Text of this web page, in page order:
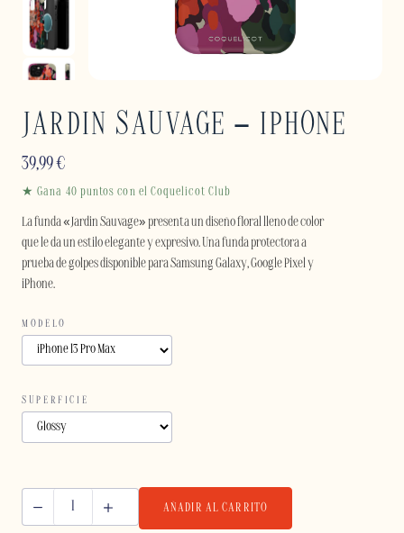
JARDIN SAUVAGE – IPHONE
39,99€
★ Gana 40 puntos con el Coquelicot Club
La funda «Jardin Sauvage» presenta un diseño floral lleno de color
que le da un estilo elegante y expresivo. Una funda protectora a
prueba de golpes disponible para Samsung Galaxy, Google Pixel y
iPhone.
MODELO
SUPERFICIE
AÑADIR AL CARRITO